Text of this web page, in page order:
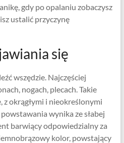
gdy po opalaniu zobaczysz
ustalić przyczynę
się
wszędzie. Najczęściej
nogach, plecach. Takie
z okrągłymi i nieokreślonymi
wynika ze słabej
barwiący odpowiedzialny za
kolor, powstający